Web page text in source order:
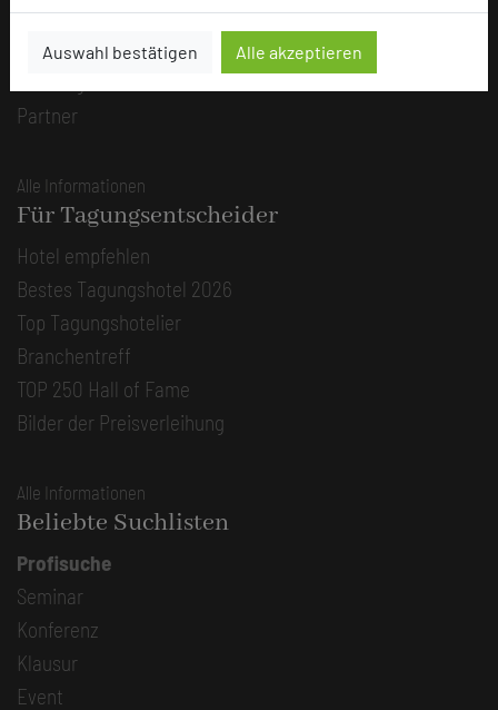
Auswahl bestätigen Alle akzeptieren
Kategorie
Team
Partner
Alle Informationen
Für Tagungsentscheider
Hotel empfehlen
Bestes Tagungshotel 2026
Top Tagungshotelier
Branchentreff
TOP 250 Hall of Fame
Bilder der Preisverleihung
Alle Informationen
Beliebte Suchlisten
Profisuche
Seminar
Konferenz
Klausur
Event